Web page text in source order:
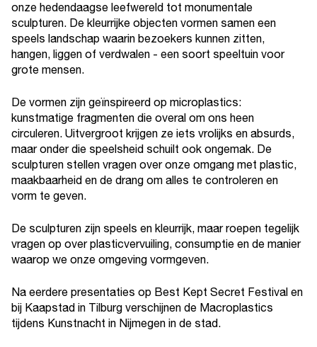
onze hedendaagse leefwereld tot monumentale
sculpturen. De kleurrijke objecten vormen samen een
speels landschap waarin bezoekers kunnen zitten,
hangen, liggen of verdwalen - een soort speeltuin voor
grote mensen.
De vormen zijn geïnspireerd op microplastics:
kunstmatige fragmenten die overal om ons heen
circuleren. Uitvergroot krijgen ze iets vrolijks en absurds,
maar onder die speelsheid schuilt ook ongemak. De
sculpturen stellen vragen over onze omgang met plastic,
maakbaarheid en de drang om alles te controleren en
vorm te geven.
De sculpturen zijn speels en kleurrijk, maar roepen tegelijk
vragen op over plasticvervuiling, consumptie en de manier
waarop we onze omgeving vormgeven.
Na eerdere presentaties op Best Kept Secret Festival en
bij Kaapstad in Tilburg verschijnen de Macroplastics
tijdens Kunstnacht in Nijmegen in de stad.